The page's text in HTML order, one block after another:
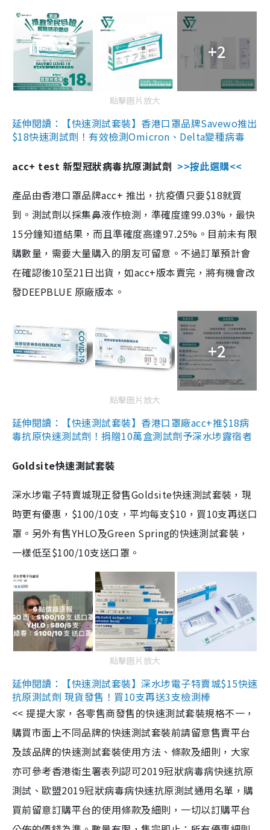
+2
點擊圖片放大
延伸閱讀：【快速測試套裝】香港口罩品牌Savewo推出
$18快速測試劑！有效檢測Omicron、Delta變種病毒
acc+ test 新型冠狀病毒抗原測試劑 >>按此選購<<
產品由香港口罩品牌acc+ 推出，抗疫價只要$18就買
到。測試劑以採集鼻液作檢測，準確度達99.03%，最快
15分鐘知道結果，而且準確度高達97.25%。目前未有限
購數量，需要大量購入的朋友可留意。不過訂單預計會
在確認後10至21日出貨，如acc+版本賣完，將有機會改
發DEEPBLUE 原廠版本。
+2
點擊圖片放大
延伸閱讀：【快速測試套裝】香港口罩廠acc+推$18病
毒抗原快速測試劑！捐贈10萬盒測試劑予深水埗露宿者
Goldsite快速測試套裝
深水埗電子特賣城現正發售Goldsite快速測試套裝，現
時更有優惠，$100/10支，平均每支$10，買10支再送口
罩。另外有售YHLO及Green Spring的快速測試套裝，
一樣低至$100/10支送口罩。
點擊圖片放大
延伸閱讀：【快速測試套裝】深水埗電子特賣城$15快速
抗原測試劑 現貨發售！買10支再送3支檢測棒
<< 提提大家，各零售商發售的快速測試套裝規格不一，
購買市面上不同品牌的快速測試套裝前請留意售賣平台
及該品牌的快速測試套裝使用方法、條款及細則，大家
亦可參考香港衞生署表列認可2019冠狀病毒病快速抗原
測試、歐盟2019冠狀病毒病快速抗原測試通用名單，購
買前留意訂購平台的使用條款及細則，一切以訂購平台